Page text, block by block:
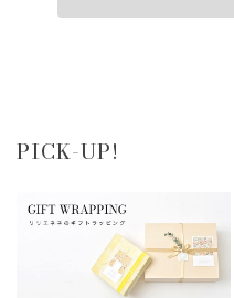
PICK-UP!